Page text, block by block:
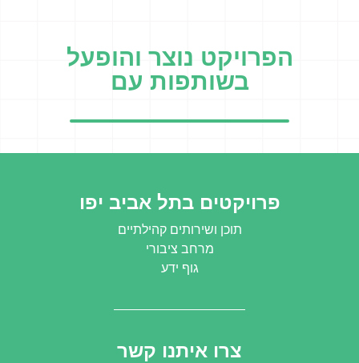
הפרויקט נוצר והופעל
בשותפות עם
פרויקטים בתל אביב יפו
תוכן ושירותים קהילתיים
מרחב ציבורי
גוף ידע
צרו איתנו קשר